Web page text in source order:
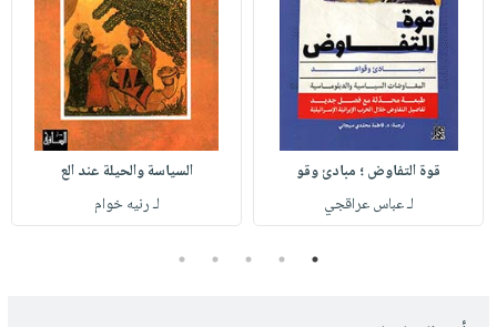
قوة التفاوض ؛ مبادئ وقو
لـ عباس عراقجي
السياسة والحيلة عند الع
لـ رنيه خوام
1
2
3
4
5